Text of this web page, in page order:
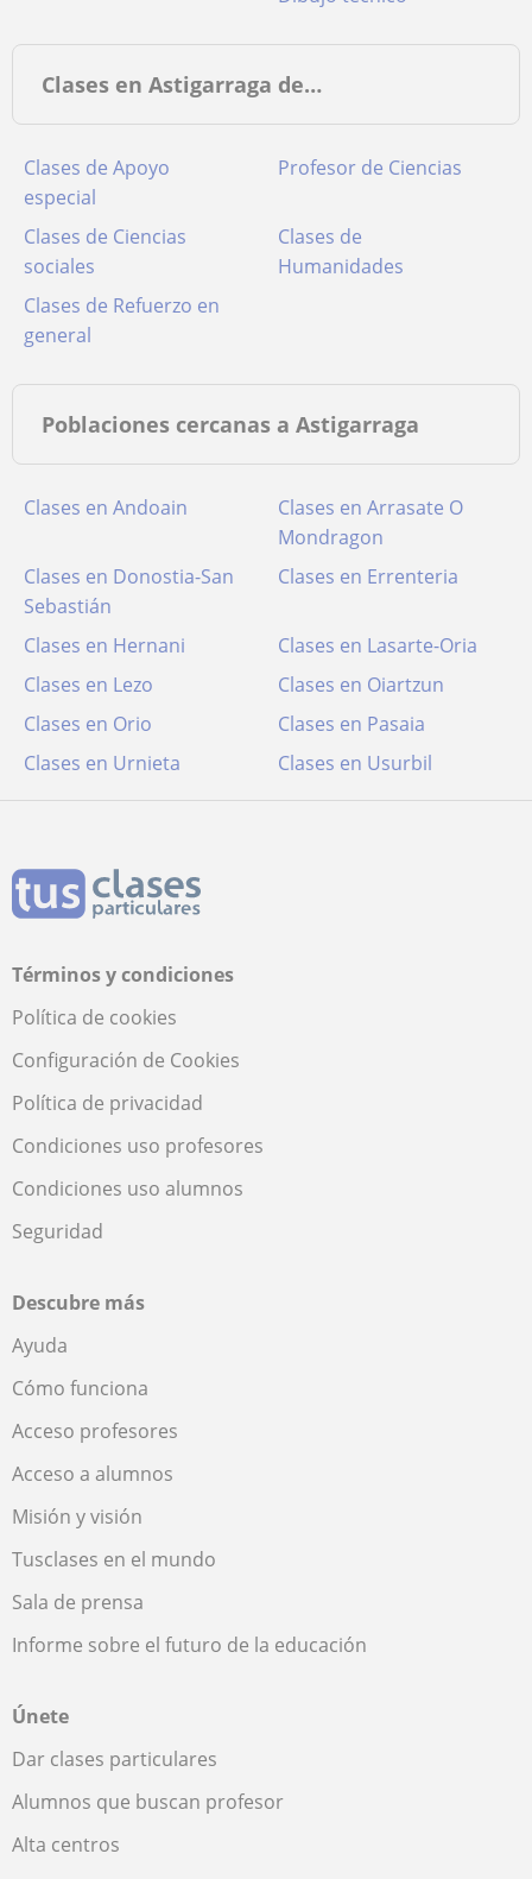
Clases en Astigarraga de…
Clases de Apoyo
especial
Profesor de Ciencias
Clases de Ciencias
sociales
Clases de
Humanidades
Clases de Refuerzo en
general
Poblaciones cercanas a Astigarraga
Clases en Andoain
Clases en Arrasate O
Mondragon
Clases en Donostia-San
Sebastián
Clases en Errenteria
Clases en Hernani
Clases en Lasarte-Oria
Clases en Lezo
Clases en Oiartzun
Clases en Orio
Clases en Pasaia
Clases en Urnieta
Clases en Usurbil
Términos y condiciones
Política de cookies
Configuración de Cookies
Política de privacidad
Condiciones uso profesores
Condiciones uso alumnos
Seguridad
Descubre más
Ayuda
Cómo funciona
Acceso profesores
Acceso a alumnos
Misión y visión
Tusclases en el mundo
Sala de prensa
Informe sobre el futuro de la educación
Únete
Dar clases particulares
Alumnos que buscan profesor
Alta centros